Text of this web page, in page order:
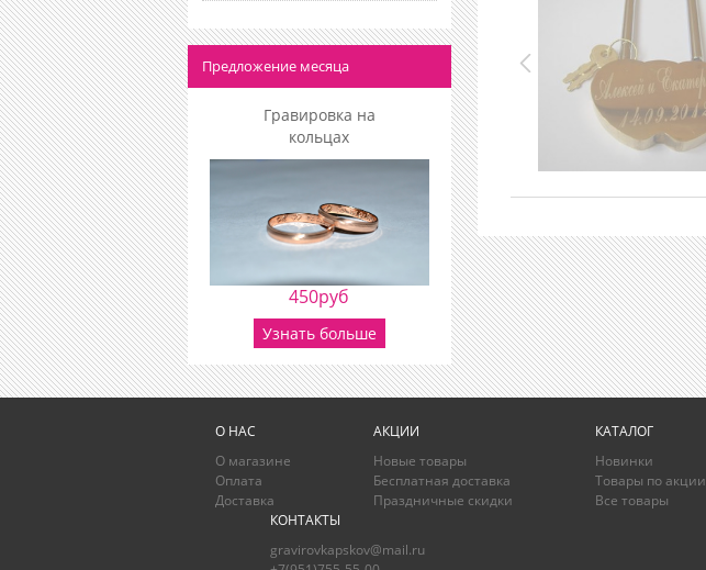
Предложение месяца
Гравировка на
кольцах
450руб
Узнать больше
О НАС
О магазине
Оплата
Доставка
АКЦИИ
Новые товары
Бесплатная доставка
Праздничные скидки
КАТАЛОГ
Новинки
Товары по акции
Все товары
КОНТАКТЫ
gravirovkapskov@mail.ru